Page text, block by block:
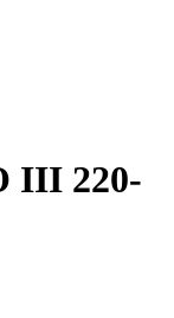
III 220-